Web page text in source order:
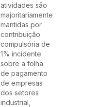
atividades são
majoritariamente
mantidas por
contribuição
compulsória de
1% incidente
sobre a folha
de pagamento
de empresas
dos setores
industrial,